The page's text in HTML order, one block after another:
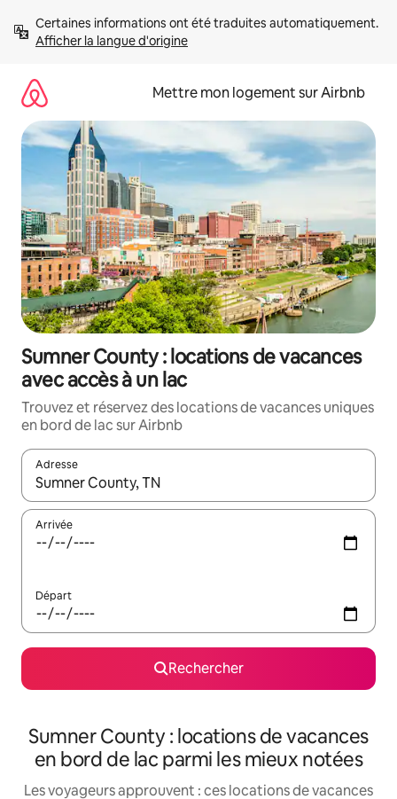
directement
Afficher la langue d'origine
Mettre mon logement sur Airbnb
Sumner County : locations de vacances
avec accès à un lac
Trouvez et réservez des locations de vacances uniques
en bord de lac sur Airbnb
Adresse
Lorsque les résultats s'affichent, utilisez les flèches vers le
Arrivée
Départ
Rechercher
Sumner County : locations de vacances
en bord de lac parmi les mieux notées
Les voyageurs approuvent : ces locations de vacances